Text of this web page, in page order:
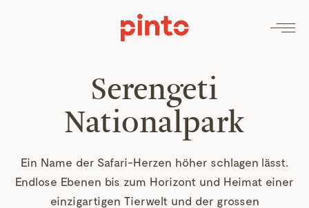
Serengeti
Nationalpark
Ein Name der Safari-Herzen höher schlagen lässt.
Endlose Ebenen bis zum Horizont und Heimat einer
einzigartigen Tierwelt und der grossen